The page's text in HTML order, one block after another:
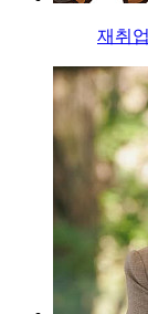
재취